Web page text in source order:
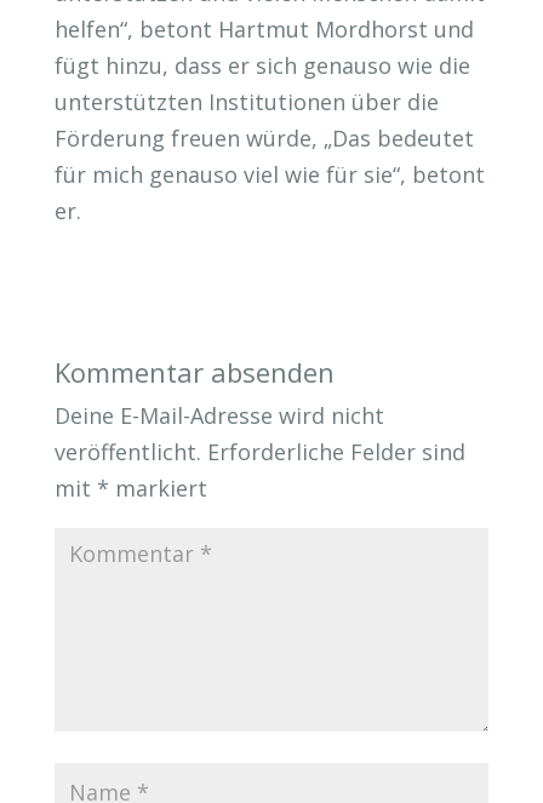
helfen“, betont Hartmut Mordhorst und
fügt hinzu, dass er sich genauso wie die
unterstützten Institutionen über die
Förderung freuen würde, „Das bedeutet
für mich genauso viel wie für sie“, betont
er.
Kommentar absenden
Deine E-Mail-Adresse wird nicht
veröffentlicht. Erforderliche Felder sind
mit * markiert